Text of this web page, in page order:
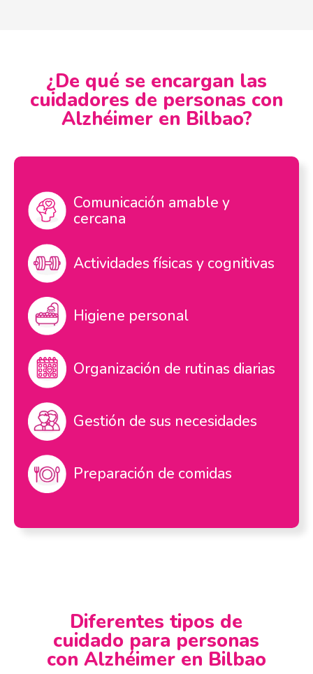
¿De qué se encargan las
cuidadores de personas con
Alzhéimer en Bilbao?
Comunicación amable y
cercana
Actividades físicas y cognitivas
Higiene personal
Organización de rutinas diarias
Gestión de sus necesidades
Preparación de comidas
Diferentes tipos de
cuidado para personas
con Alzhéimer en Bilbao